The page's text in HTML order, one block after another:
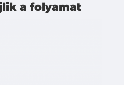
a folyamat